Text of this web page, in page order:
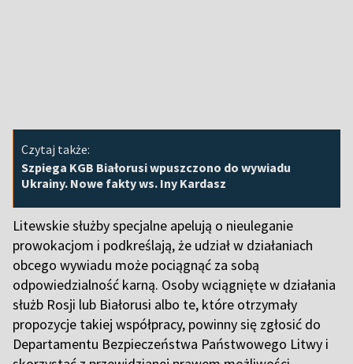
Czytaj także:
Szpiega KGB Białorusi wpuszczono do wywiadu
Ukrainy. Nowe fakty ws. Iny Kardasz
Litewskie służby specjalne apelują o nieuleganie
prowokacjom i podkreślają, że udział w działaniach
obcego wywiadu może pociągnąć za sobą
odpowiedzialność karną. Osoby wciągnięte w działania
służb Rosji lub Białorusi albo te, które otrzymały
propozycje takiej współpracy, powinny się zgłosić do
Departamentu Bezpieczeństwa Państwowego Litwy i